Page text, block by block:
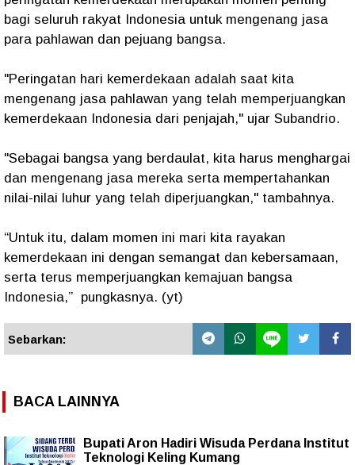
bagi seluruh rakyat Indonesia untuk mengenang jasa
para pahlawan dan pejuang bangsa.
"Peringatan hari kemerdekaan adalah saat kita
mengenang jasa pahlawan yang telah memperjuangkan
kemerdekaan Indonesia dari penjajah," ujar Subandrio.
"Sebagai bangsa yang berdaulat, kita harus menghargai
dan mengenang jasa mereka serta mempertahankan
nilai-nilai luhur yang telah diperjuangkan," tambahnya.
“Untuk itu, dalam momen ini mari kita rayakan
kemerdekaan ini dengan semangat dan kebersamaan,
serta terus memperjuangkan kemajuan bangsa
Indonesia,” pungkasnya. (yt)
Sebarkan:
BACA LAINNYA
Bupati Aron Hadiri Wisuda Perdana Institut
Teknologi Keling Kumang